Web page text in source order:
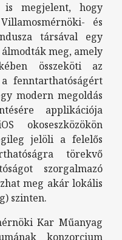
megjelent, hogy
és
társával egy
meg, amely
összeköti az
fenntarthatóságért
modern megoldás
applikációja
okoseszközökön
jelöli a felelős
törekvő
szorgalmazó
meg akár lokális
szinten.
Kar Műanyag
konzorcium